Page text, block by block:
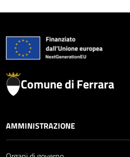
Comune di Ferrara
AMMINISTRAZIONE